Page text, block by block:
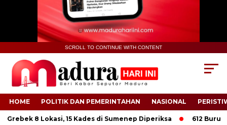
SCROLL TO CONTINUE WITH CONTENT
HOME POLITIK DAN PEMERINTAHAN NASIONAL
8 Lokasi, 15 Kades di Sumenep Diperiksa 612 Buruh